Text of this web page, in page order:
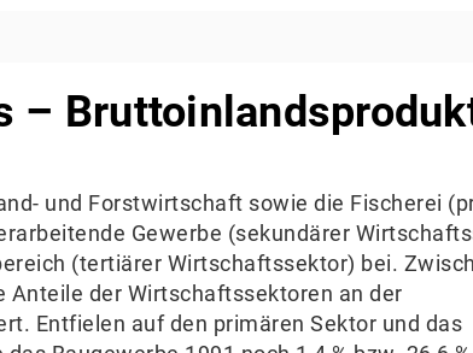
–
und Forstwirtschaft sowie die Fischerei
Gewerbe (sekundärer
(tertiärer Wirtschaftssektor) bei.
Anteile der Wirtschaftssektoren an der
Entfielen auf den primären Sektor und das